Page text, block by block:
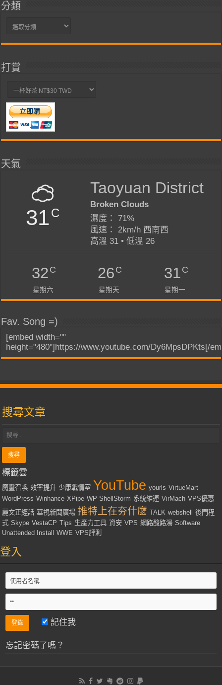
分類
分
打賞
天氣
31C
Taoyuan District
Broken Clouds
濕度： 71%
風速： 2km/h 西南西
高溫 31 • 低溫 26
32C
星期六
26C
星期天
31C
星期一
Fav. Song =)
[embed width=""
height="480"]https://www.youtube.com/Dy6MpsDPKts[/
搜尋文章
標籤雲
魔靈召喚 效率提升 少康戰情室 YouTube yourls VirtueMart
WordPress Winhance XPipe WP-ShellStorm 系統維運 VirMach VPS優惠
麗文正經話 華視新聞廣場 推特上在夯什麼 TALK webshell
後門程
式 Skype VestaCP Tips 生產力工具 資安 VPS 網路酸路湯 Software
Unattended Install
WWE VPS評測
登入
記住我
忘記密碼了嗎？